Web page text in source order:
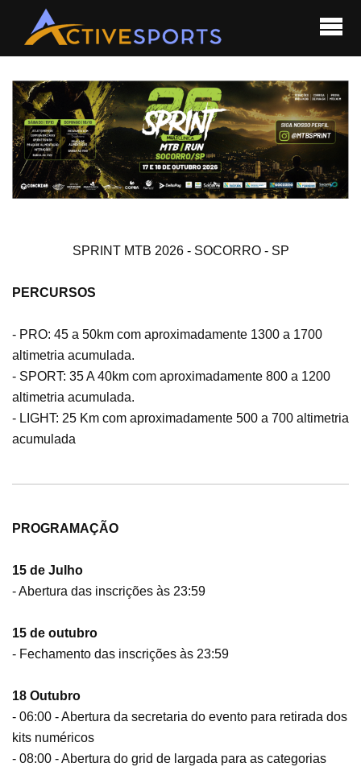
SPRINT MTB 2026 - SOCORRO - SP
PERCURSOS
- PRO: 45 a 50km com aproximadamente 1300 a 1700
altimetria acumulada.
- SPORT: 35 A 40km com aproximadamente 800 a 1200
altimetria acumulada.
- LIGHT: 25 Km com aproximadamente 500 a 700 altimetria
acumulada
PROGRAMAÇÃO
15 de Julho
- Abertura das inscrições às 23:59
15 de outubro
- Fechamento das inscrições às 23:59
18 Outubro
- 06:00 - Abertura da secretaria do evento para retirada dos
kits numéricos
- 08:00 - Abertura do grid de largada para as categorias